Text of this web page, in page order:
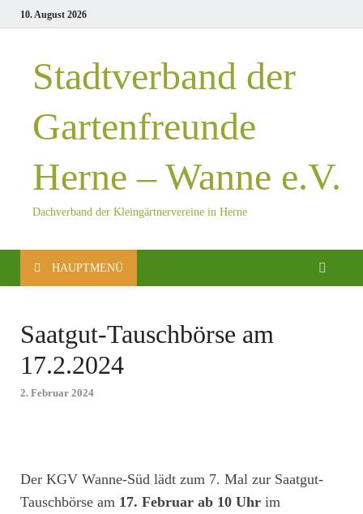
10. August 2026
Stadtverband der
Gartenfreunde
Herne – Wanne e.V.
Dachverband der Kleingärtnervereine in Herne
HAUPTMENÜ
Saatgut-Tauschbörse am
17.2.2024
2. Februar 2024
Der KGV Wanne-Süd lädt zum 7. Mal zur Saatgut-
Tauschbörse am 17. Februar ab 10 Uhr im